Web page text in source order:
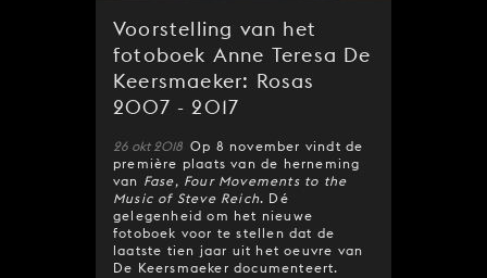
Voorstelling van het
fotoboek Anne Teresa De
Keersmaeker: Rosas
2007 - 2017
26 okt 2018 Op 8 november vindt de
première plaats van de herneming
van Fase, Four Movements to the
Music of Steve Reich. Dé
gelegenheid om het nieuwe
fotoboek voor te stellen dat de
laatste tien jaar uit het oeuvre van
De Keersmaeker documenteert.